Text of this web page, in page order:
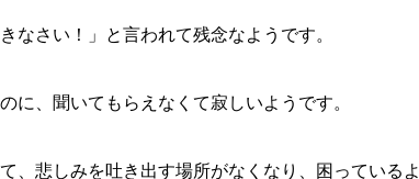
なさい！」と言われて残念なようです。
に、聞いてもらえなくて寂しいようです。
、悲しみを吐き出す場所がなくなり、困っているよ